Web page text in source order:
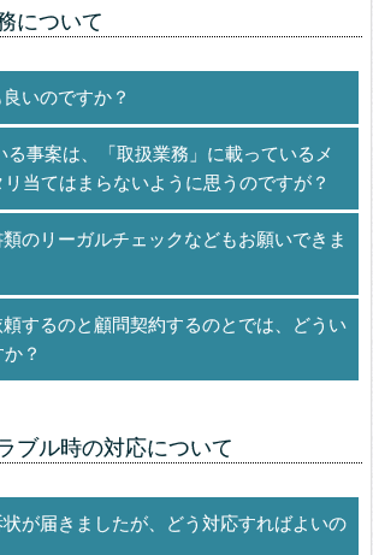
について
いのですか？
る事案は、「取扱業務」に載っているメ
当てはまらないように思うのですが？
のリーガルチェックなどもお願いできま
頼するのと顧問契約するのとでは、どうい
？
ブル時の対応について
状が届きましたが、どう対応すればよいの